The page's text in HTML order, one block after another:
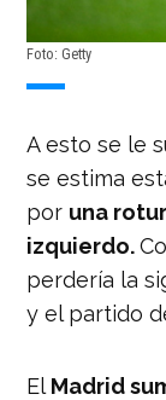
Foto: Getty
A esto se le
se estima
por una
izquierdo.
perdería la
y el partido
El Madrid